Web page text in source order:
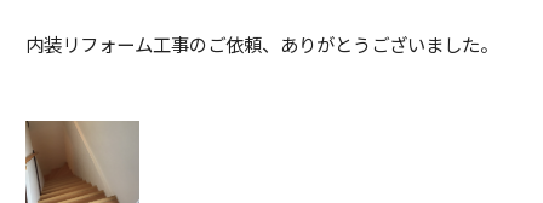
内装リフォーム工事のご依頼、ありがとうございました。